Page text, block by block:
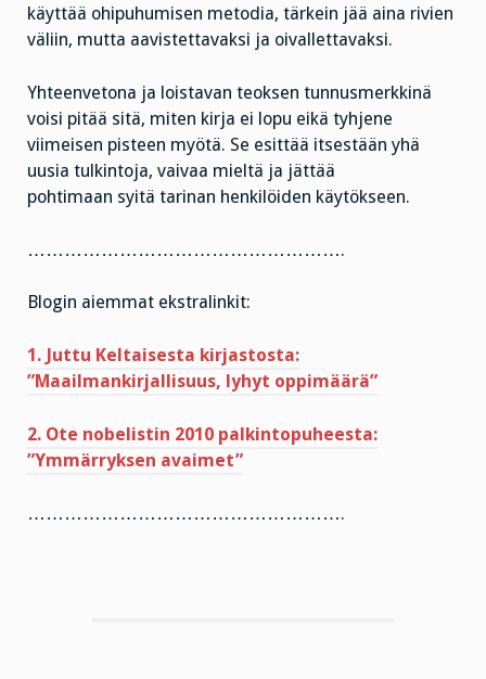
käyttää ohipuhumisen metodia, tärkein jää aina rivien
väliin, mutta aavistettavaksi ja oivallettavaksi.
Yhteenvetona ja loistavan teoksen tunnusmerkkinä
voisi pitää sitä, miten kirja ei lopu eikä tyhjene
viimeisen pisteen myötä. Se esittää itsestään yhä
uusia tulkintoja, vaivaa mieltä ja jättää
pohtimaan syitä tarinan henkilöiden käytökseen.
…………………………………………….
Blogin aiemmat ekstralinkit:
1. Juttu Keltaisesta kirjastosta:
”Maailmankirjallisuus, lyhyt oppimäärä”
2. Ote nobelistin 2010 palkintopuheesta:
”Ymmärryksen avaimet”
…………………………………………….